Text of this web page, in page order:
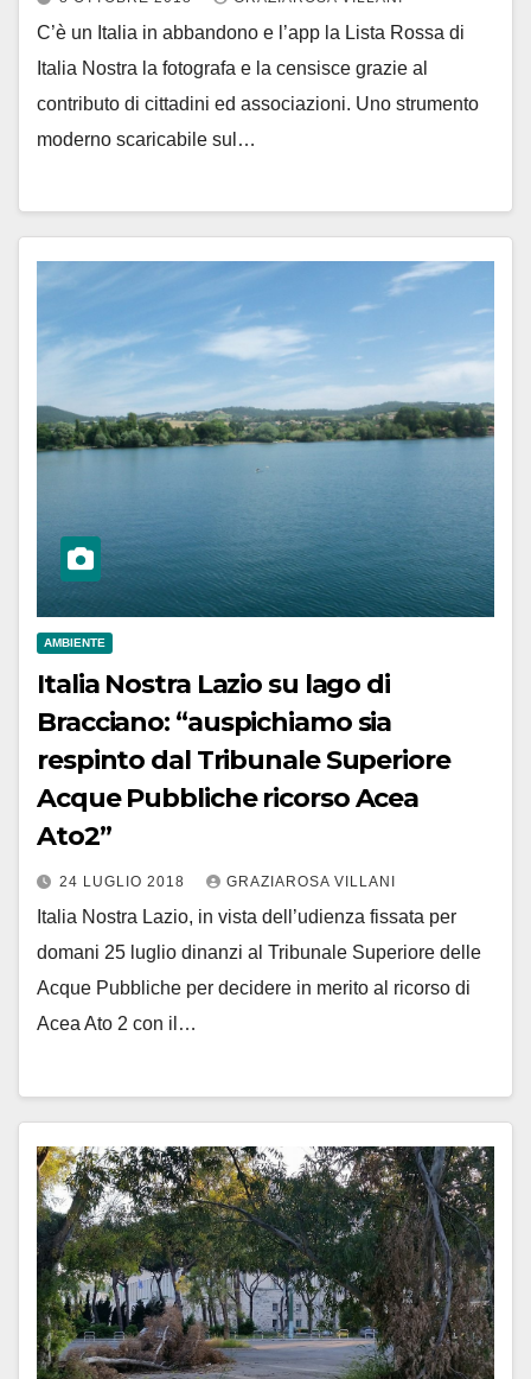
C’è un Italia in abbandono e l’app la Lista Rossa di
Italia Nostra la fotografa e la censisce grazie al
contributo di cittadini ed associazioni. Uno strumento
moderno scaricabile sul…
AMBIENTE
Italia Nostra Lazio su lago di
Bracciano: “auspichiamo sia
respinto dal Tribunale Superiore
Acque Pubbliche ricorso Acea
Ato2”
24 LUGLIO 2018 GRAZIAROSA VILLANI
Italia Nostra Lazio, in vista dell’udienza fissata per
domani 25 luglio dinanzi al Tribunale Superiore delle
Acque Pubbliche per decidere in merito al ricorso di
Acea Ato 2 con il…